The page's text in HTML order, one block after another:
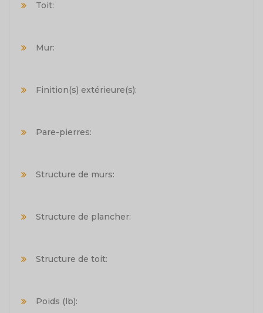
Toit:
Mur:
Finition(s) extérieure(s):
Pare-pierres:
Structure de murs:
Structure de plancher:
Structure de toit:
Poids (lb):